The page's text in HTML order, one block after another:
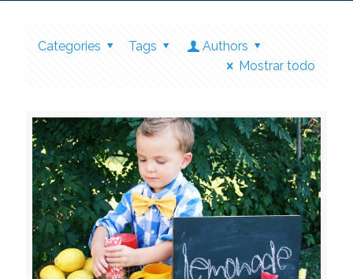
Categories Tags
Authors
Mostrar todo